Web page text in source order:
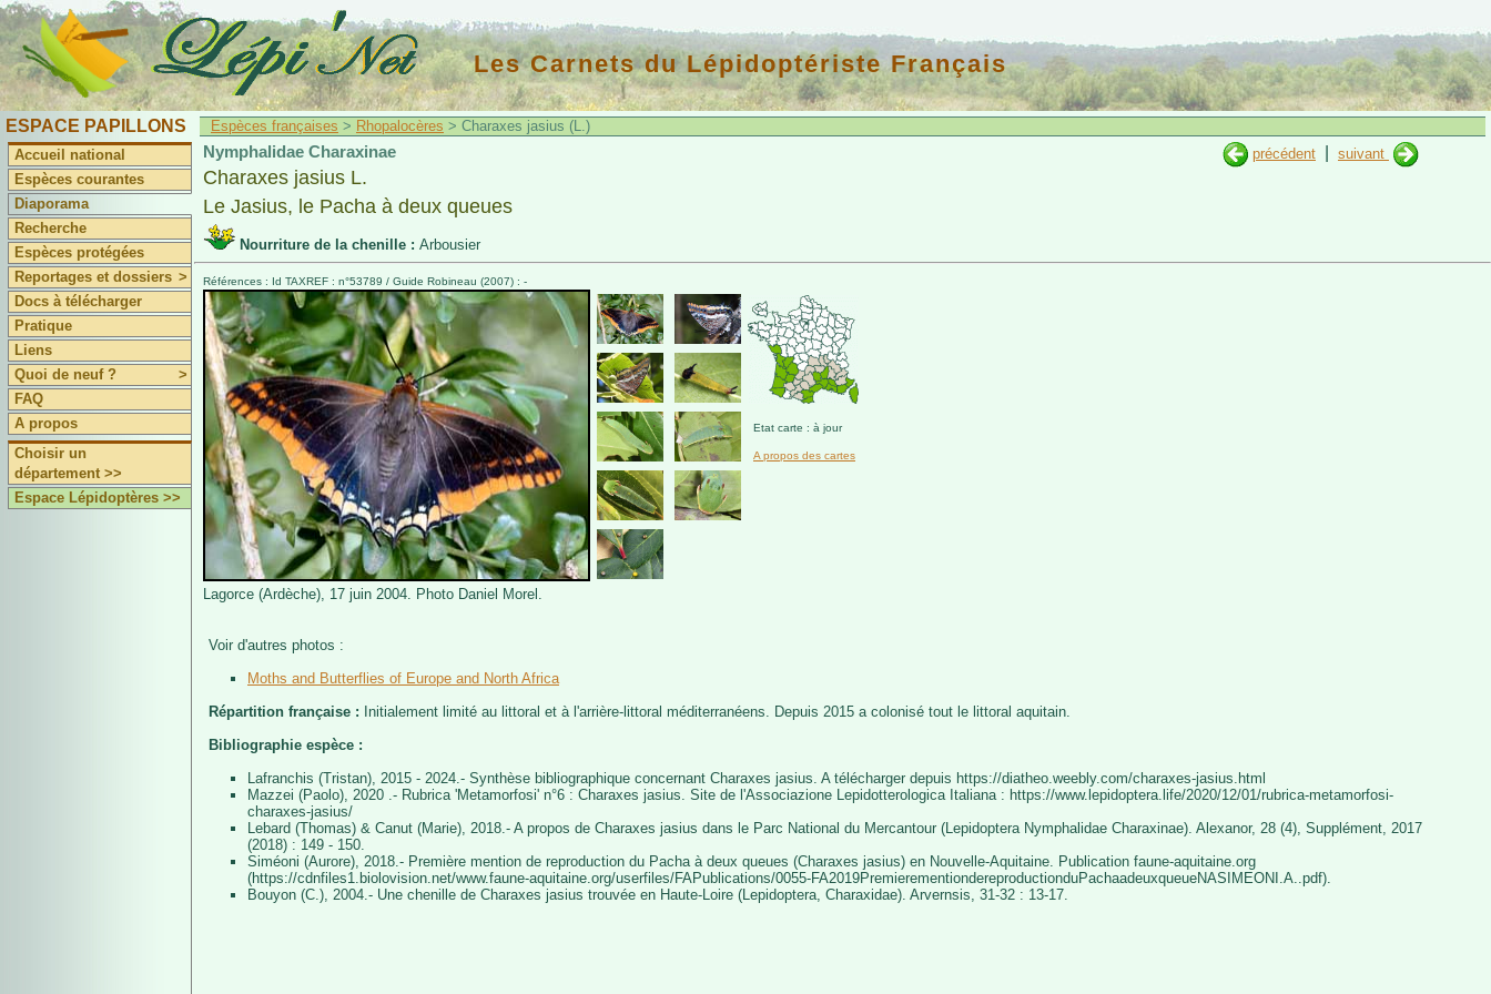
Les Carnets du Lépidoptériste Français
ESPACE PAPILLONS
Accueil national
Espèces courantes
Diaporama
Recherche
Espèces protégées
Reportages et dossiers >
Docs à télécharger
Pratique
Liens
Quoi de neuf ?
>
FAQ
A propos
Choisir un
département >>
Espace Lépidoptères >>
Espèces françaises > Rhopalocères > Charaxes jasius (L.)
précédent
suivant
Nymphalidae Charaxinae
Charaxes jasius L.
Le Jasius, le Pacha à deux queues
Nourriture de la chenille : Arbousier
Références : Id TAXREF : n°53789 / Guide Robineau (2007) : -
Lagorce (Ardèche), 17 juin 2004. Photo Daniel Morel.
Etat carte : à jour
A propos des cartes
Voir d'autres photos :
Moths and Butterflies of Europe and North Africa
Répartition française : Initialement limité au littoral et à l'arrière-littoral méditerranéens. Depuis 2015 a colonisé tout le littoral aquitain.
Bibliographie espèce :
Lafranchis (Tristan), 2015 - 2024.- Synthèse bibliographique concernant Charaxes jasius. A télécharger depuis https://diatheo.weebly.com/charaxes-jasius.html
Mazzei (Paolo), 2020 .- Rubrica 'Metamorfosi' n°6 : Charaxes jasius. Site de l'Associazione Lepidotterologica Italiana : https://www.lepidoptera.life/2020/12/01/rubrica-metamorfosi-
charaxes-jasius/
Lebard (Thomas) & Canut (Marie), 2018.- A propos de Charaxes jasius dans le Parc National du Mercantour (Lepidoptera Nymphalidae Charaxinae). Alexanor, 28 (4), Supplément, 2017
(2018) : 149 - 150.
Siméoni (Aurore), 2018.- Première mention de reproduction du Pacha à deux queues (Charaxes jasius) en Nouvelle-Aquitaine. Publication faune-aquitaine.org
(https://cdnfiles1.biolovision.net/www.faune-aquitaine.org/userfiles/FAPublications/0055-FA2019PremierementiondereproductionduPachaadeuxqueueNASIMEONI.A..pdf).
Bouyon (C.), 2004.- Une chenille de Charaxes jasius trouvée en Haute-Loire (Lepidoptera, Charaxidae). Arvernsis, 31-32 : 13-17.